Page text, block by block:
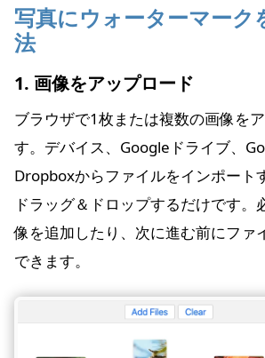
写真にウォーターマーク
法
1. 画像をアップロード
ブラウザで1枚または複数の画像を
す。デバイス、Googleドライブ、
Dropboxからファイルをインポート
ドラッグ＆ドロップするだけです。
像を追加したり、次に進む前にファ
できます。